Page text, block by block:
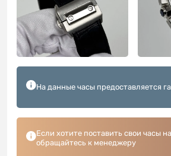
На данные часы предоставляется
Если хотите поставить свои часы
обращайтесь к менеджеру